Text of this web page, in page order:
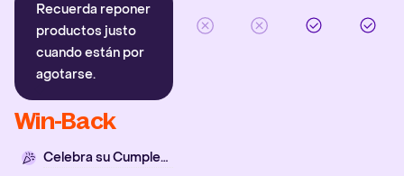
Recuerda reponer
productos justo
cuando están por
agotarse.
Win-Back
Celebra su Cumpleaños